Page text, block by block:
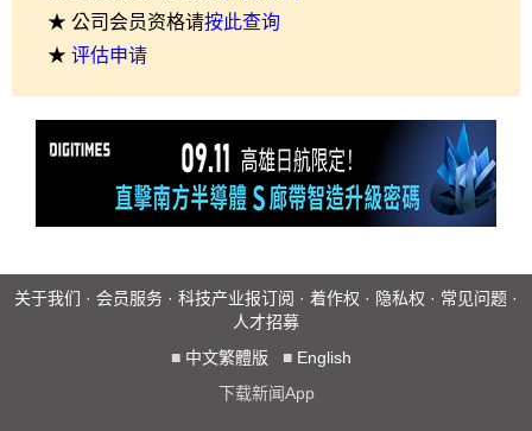
★ 公司会员资格请按此查询
★ 评估申请
关于我们 · 会员服务 · 科技产业报订阅 · 着作权 · 隐私权 · 常见问题 ·
人才招募
■ 中文繁體版 ■ English
下载新闻App